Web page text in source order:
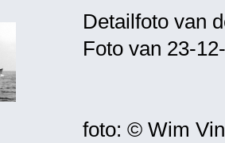
Detailfoto van
Foto van 23-
foto: © Wim